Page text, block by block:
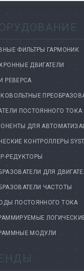
ФИЛЬТРЫ ГАРМОНИК
ДВИГАТЕЛИ
РЕВЕРСА
ПОСТОЯННОГО ТОКА
ДЛЯ
КОНТРОЛЛЕРЫ
РЕДУКТОРЫ
ДЛЯ
ЧАСТОТЫ
ПОСТОЯННОГО ТОКА
МОДУЛИ